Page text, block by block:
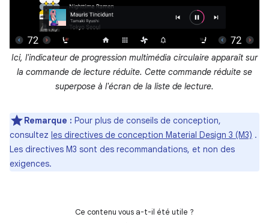
Ici, l'indicateur de progression multimédia circulaire apparaît sur
la commande de lecture réduite. Cette commande réduite se
superpose à l'écran de la liste de lecture.
Remarque : Pour plus de conseils de conception,
consultez les directives de conception Material Design 3 (M3) .
Les directives M3 sont des recommandations, et non des
exigences.
Ce contenu vous a-t-il été utile ?